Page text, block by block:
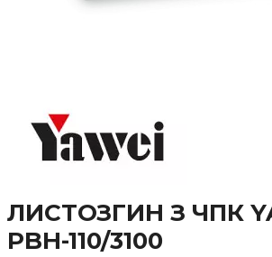
ЛИСТОЗГИН З ЧПК
PBH-110/3100